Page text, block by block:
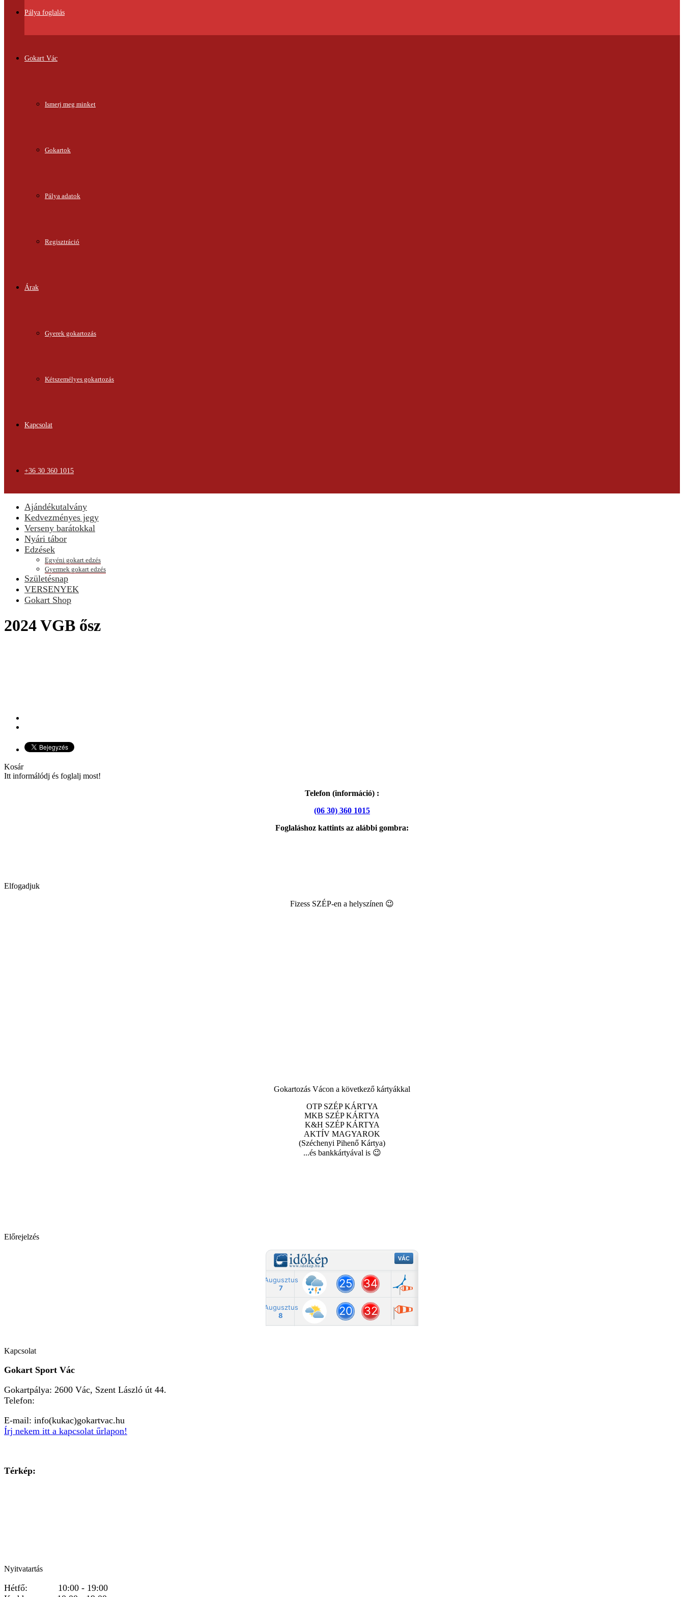
Pálya foglalás
Gokart Vác
Ismerj meg minket
Gokartok
Pálya adatok
Regisztráció
Árak
Gyerek gokartozás
Kétszemélyes gokartozás
Kapcsolat
+36 30 360 1015
Ajándékutalvány
Kedvezményes jegy
Verseny barátokkal
Nyári tábor
Edzések
Egyéni gokart edzés
Gyermek gokart edzés
Születésnap
VERSENYEK
Gokart Shop
2024 VGB ősz
Kosár
Itt informálódj és foglalj most!
Telefon (információ) :
(06 30) 360 1015
Foglaláshoz kattints az alábbi gombra:
Elfogadjuk
Fizess SZÉP-en a helyszínen 😉
Gokartozás Vácon a következő kártyákkal
OTP SZÉP KÁRTYA
MKB SZÉP KÁRTYA
K&H SZÉP KÁRTYA
AKTÍV MAGYAROK
(Széchenyi Pihenő Kártya)
...és bankkártyával is 😉
Előrejelzés
Kapcsolat
Gokart Sport Vác
Gokartpálya: 2600 Vác, Szent László út 44.
Telefon:
E-mail: info(kukac)gokartvac.hu
Írj nekem itt a kapcsolat űrlapon!
Térkép:
Nyitvatartás
Hétfő: 10:00 - 19:00